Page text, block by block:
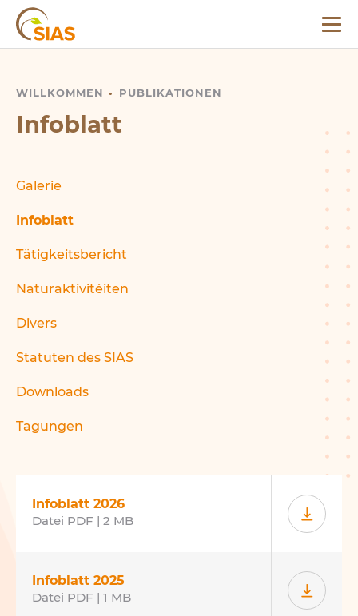
Menü
WILLKOMMEN PUBLIKATIONEN
INFOBLATT
Infoblatt
Galerie
Infoblatt
Tätigkeitsbericht
Naturaktivitéiten
Divers
Statuten des SIAS
Downloads
Tagungen
Infoblatt 2026
Datei PDF | 2 MB
Infoblatt 2025
Datei PDF | 1 MB